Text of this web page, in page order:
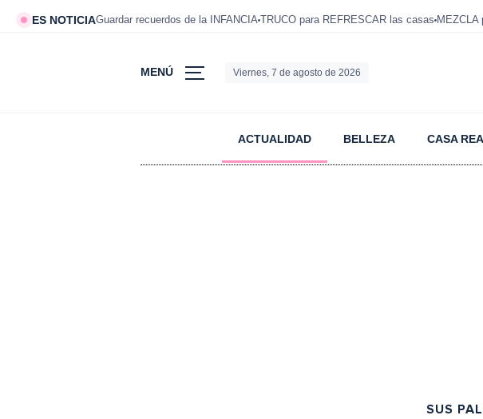
ES NOTICIAGuardar recuerdos de la INFANCIA TRUCO para REFRESCAR las casas MEZCLA
MENÚ Viernes, 7 de agosto de 2026
ACTUALIDAD BELLEZA CASA
SUS